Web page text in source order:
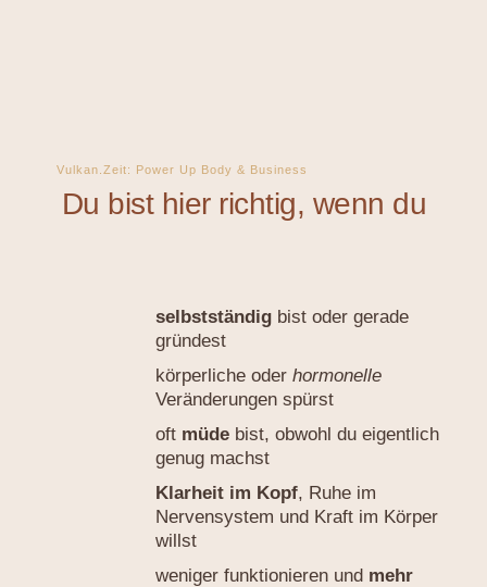
Vulkan.Zeit: Power Up Body & Business
Du bist hier richtig, wenn du
selbstständig bist oder gerade
gründest
körperliche oder hormonelle
Veränderungen spürst
oft müde bist, obwohl du eigentlich
genug machst
Klarheit im Kopf, Ruhe im
Nervensystem und Kraft im Körper
willst
weniger funktionieren und mehr